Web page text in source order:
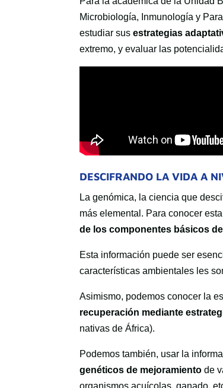
Microbiología, Inmunología y
estudiar susestrategias
extremo, y evaluar las
DESCIFRANDO LA VIDA A
La genómica, la ciencia que
más elemental. Para conocer
de los componentes básicos
Esta información puede ser
características ambientales les
Asimismo, podemos conocer la
recuperación mediante
nativas de África).
Podemos también, usar la
genéticos de mejoramiento de
organismos acuícolas, ganado,